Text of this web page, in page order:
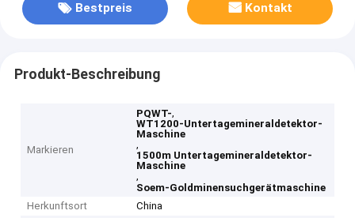
Bestpreis Kontakt
Produkt-Beschreibung
Markieren
PQWT-,
WT1200-Untertagemineraldetektor-
Maschine
,
1500m Untertagemineraldetektor-
Maschine
,
Soem-Goldminensuchgerätmaschine
Herkunftsort
China